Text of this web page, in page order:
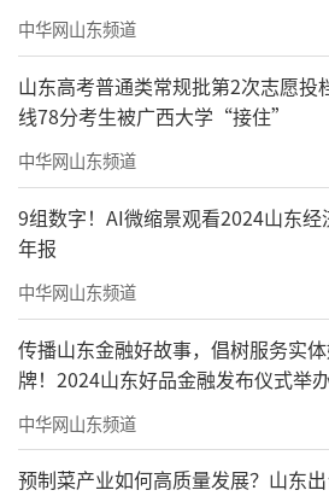
中华网山东频道
山东高考普通类常规批第2次志愿投
线78分考生被广西大学“接住”
中华网山东频道
9组数字！AI微缩景观看2024山东经
年报
中华网山东频道
传播山东金融好故事，倡树服务实
牌！2024山东好品金融发布仪式举
中华网山东频道
预制菜产业如何高质量发展？山东